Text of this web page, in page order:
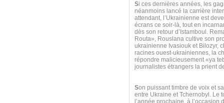
Si ces dernières années, les
néanmoins lancé la carrière
attendant, l’Ukrainienne est
écrans ce soir-là, tout en
dès son retour d’Istamboul.
Routa», Rouslana cultive son
ukrainienne Ivasiouk et Bilozyr,
racines ouest-ukrainiennes, la
répondre malicieusement «ya
journalistes étrangers la prient
Son puissant timbre de voix et
entre Ukraine et Tchernobyl. Le
l’année prochaine, à